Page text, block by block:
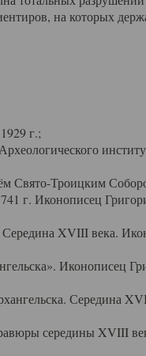
на которых
г.;
Свято-Троицким
г. Иконописец
XVIII века.
Иконописец
Середина
середины XVIII